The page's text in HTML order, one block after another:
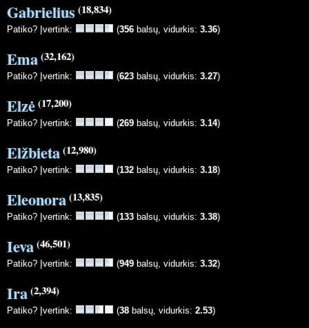
Gabrielius(18,834)
Patiko? Įvertink: (356 balsų, vidurkis: 3.36)
Ema(32,162)
Patiko? Įvertink: (623 balsų, vidurkis: 3.27)
Elzė(17,200)
Patiko? Įvertink: (269 balsų, vidurkis: 3.14)
Elžbieta(12,980)
Patiko? Įvertink: (132 balsų, vidurkis: 3.18)
Eleonora(13,835)
Patiko? Įvertink: (133 balsų, vidurkis: 3.38)
Ieva(46,501)
Patiko? Įvertink: (949 balsų, vidurkis: 3.32)
Ira(2,394)
Patiko? Įvertink: (38 balsų, vidurkis: 2.53)